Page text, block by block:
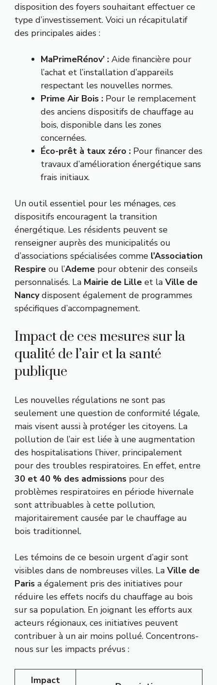
disposition des foyers souhaitant effectuer ce
type d’investissement. Voici un récapitulatif
des principales aides :
MaPrimeRénov’ : Aide financière pour
l’achat et l’installation d’appareils
respectant les nouvelles normes.
Prime Air Bois : Pour le remplacement
des anciens dispositifs de chauffage au
bois, disponible dans les zones
concernées.
Éco-prêt à taux zéro : Pour financer des
travaux d’amélioration énergétique sans
frais initiaux.
Un outil essentiel pour les ménages, ces
dispositifs encouragent la transition
énergétique. Les résidents peuvent se
renseigner auprès des municipalités ou
d’associations spécialisées comme l’Association
Respire ou l’Ademe pour obtenir des conseils
personnalisés. La Mairie de Lille et la Ville de
Nancydisposent également de programmes
spécifiques d’accompagnement.
Impact de ces mesures sur la
qualité de l’air et la santé
publique
Les nouvelles régulations ne sont pas
seulement une question de conformité légale,
mais visent aussi à protéger les citoyens. La
pollution de l’air est liée à une augmentation
des hospitalisations l’hiver, principalement
pour des troubles respiratoires. En effet, entre
30 et 40 % des admissions pour des
problèmes respiratoires en période hivernale
sont attribuables à cette pollution,
majoritairement causée par le chauffage au
bois traditionnel.
Les témoins de ce besoin urgent d’agir sont
visibles dans de nombreuses villes. La Ville de
Paris a également pris des initiatives pour
réduire les effets nocifs du chauffage au bois
sur sa population. En joignant les efforts aux
acteurs régionaux, ces initiatives peuvent
contribuer à un air moins pollué. Concentrons-
nous sur les impacts prévus :
Impact